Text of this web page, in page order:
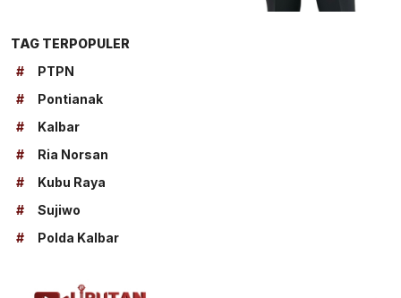
TAG TERPOPULER
#
PTPN
#
Pontianak
#
Kalbar
#
Ria Norsan
#
Kubu Raya
#
Sujiwo
#
Polda Kalbar